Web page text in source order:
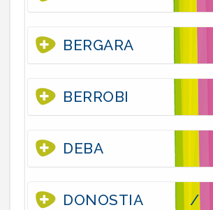
BERGARA
BERROBI
DEBA
DONOSTIA